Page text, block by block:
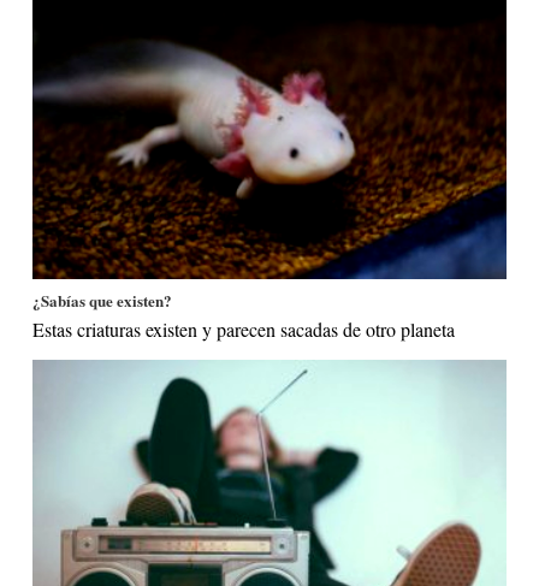
¿Sabías que existen?
Estas criaturas existen y parecen sacadas de otro planeta